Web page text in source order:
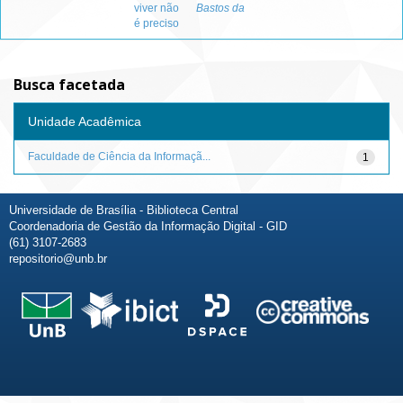
viver não
é preciso
Bastos da
Busca facetada
Unidade Acadêmica
1
Faculdade de Ciência da Informaçã...
Universidade de Brasília - Biblioteca Central
Coordenadoria de Gestão da Informação Digital - GID
(61) 3107-2683
repositorio@unb.br